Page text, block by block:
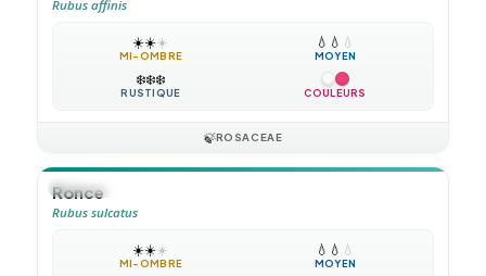
Rubus affinis
☀️☀️☀️
MI-OMBRE
💧 💧 💧
MOYEN
❄️❄️❄️
RUSTIQUE COULEURS
🍃ROSACEAE
🪴VIVACE
Ronce
Rubus sulcatus
☀️☀️☀️
MI-OMBRE
💧 💧 💧
MOYEN